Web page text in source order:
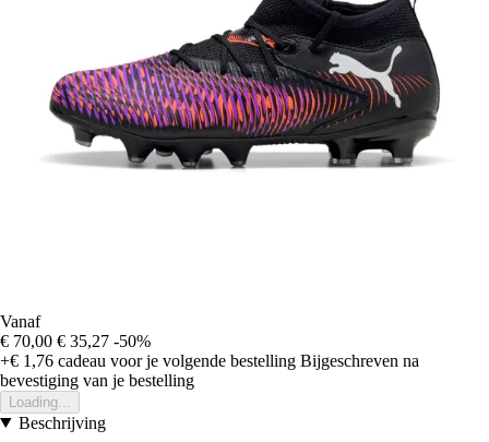
Vanaf
€ 70,00 € 35,27 -50%
+€ 1,76 cadeau voor je volgende bestelling Bijgeschreven na
bevestiging van je bestelling
Loading...
Beschrijving